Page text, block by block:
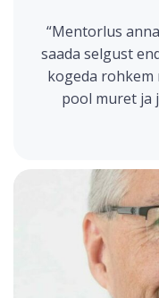
“Mentorlus
saada selgust
kogeda
pool muret ja